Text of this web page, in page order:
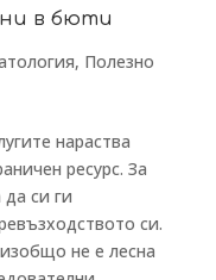
в бюти
, Полезно
нараства
ресурс. За
си ги
си.
не е лесна